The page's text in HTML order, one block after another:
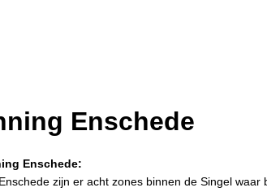
Enschede
Enschede:
zijn er acht zones binnen de Singel waar